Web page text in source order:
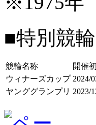
■特別競
競輪名称 開催
ウィナーズカップ 2024/
ヤンググランプリ 2023/